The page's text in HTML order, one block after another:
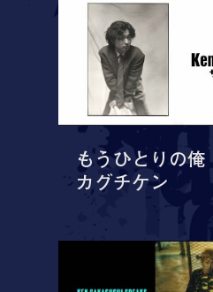
もうひとりの俺 1 サ
カグチケン